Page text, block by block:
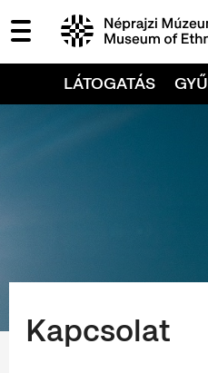
LÁTOGATÁS
Kapcsolat